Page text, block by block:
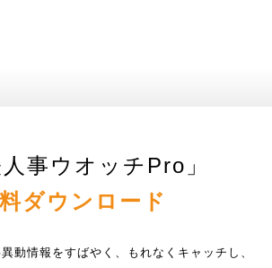
人事ウオッチPro」
ダウンロード
動情報をすばやく、もれなくキャッチし、